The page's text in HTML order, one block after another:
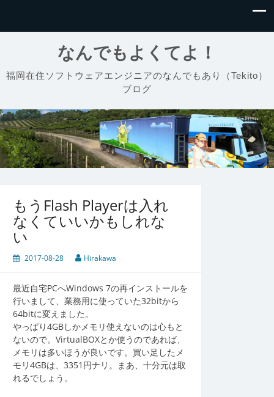
なんでもよくてよ！
福岡在住ソフトウェアエンジニアのなんでもあり（Tekito）
ブログ
もうFlash Playerは入れ
なくていいかもしれな
い
2017-08-28 Hirakawa
最近自宅PCへWindows 7の再インストールを
行いまして、業務用に使っていた32bitから
64bitに変えました。
やっぱり4GBしかメモリ使えないのは心もと
ないので。VirtualBOXとか使うのであれば、
メモリは多いほうが良いです。買い足したメ
モリ4GBは、3351円ナリ。まあ、十分元は取
れるでしょう。